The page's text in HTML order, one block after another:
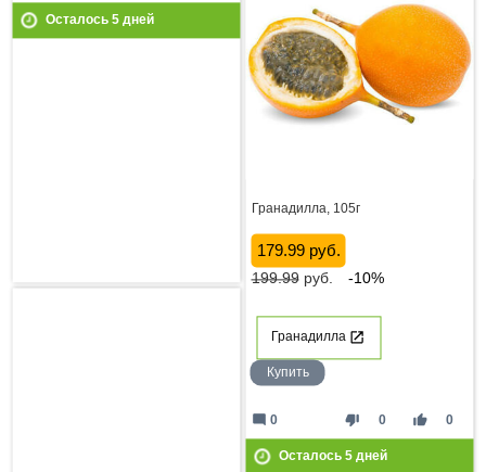
Осталось 5дней
Гранадилла, 105г
179.99 руб.
199.99руб. -10%
Гранадилла
Купить
thumb_down 0 thumb_up 0
mode_comment 0
Осталось 5дней